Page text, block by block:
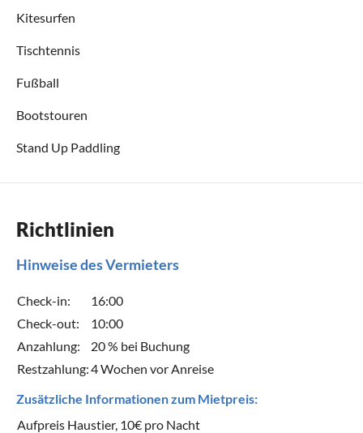
Kitesurfen
Tischtennis
Fußball
Bootstouren
Stand Up Paddling
Richtlinien
Hinweise des Vermieters
Check-in:
16:00
Check-out:
10:00
Anzahlung:
20 % bei Buchung
Restzahlung:4 Wochen vor Anreise
Zusätzliche Informationen zum Mietpreis:
Aufpreis Haustier, 10€ pro Nacht